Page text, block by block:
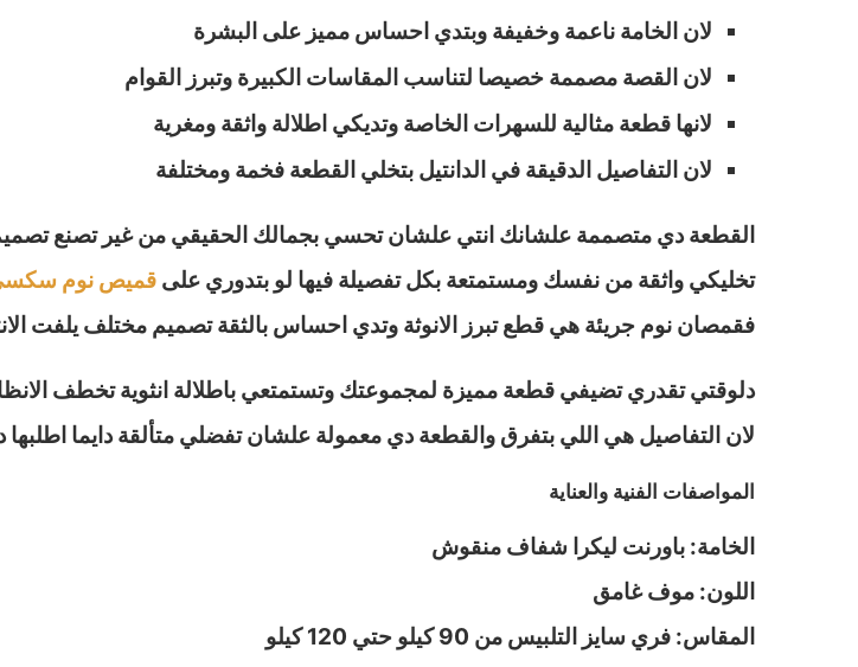
لان الخامة ناعمة وخفيفة وبتدي احساس مميز على البشرة
لان القصة مصممة خصيصا لتناسب المقاسات الكبيرة وتبرز القوام
لانها قطعة مثالية للسهرات الخاصة وتديكي اطلالة واثقة ومغرية
لان التفاصيل الدقيقة في الدانتيل بتخلي القطعة فخمة ومختلفة
القطعة دي متصممة علشانك انتي علشان تحسي بجمالك الحقيقي من غير تصنع
تخليكي واثقة من نفسك ومستمتعة بكل تفصيلة فيها لو بتدوري على قميص نوم
فقمصان نوم جريئة هي قطع تبرز الانوثة وتدي احساس بالثقة تصميم مختلف يلفت
دلوقتي تقدري تضيفي قطعة مميزة لمجموعتك وتستمتعي باطلالة انثوية تخطف
لان التفاصيل هي اللي بتفرق والقطعة دي معمولة علشان تفضلي متألقة دايما
المواصفات الفنية والعناية
الخامة: باورنت ليكرا شفاف منقوش
اللون: موف غامق
المقاس: فري سايز التلبيس من 90 كيلو حتي 120 كيلو